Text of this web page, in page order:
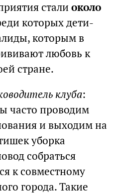
стали около
которых дети-
которым в
любовь к
стране.
клуба:
часто проводим
и выходим на
уборка
собраться
к совместному
города. Такие